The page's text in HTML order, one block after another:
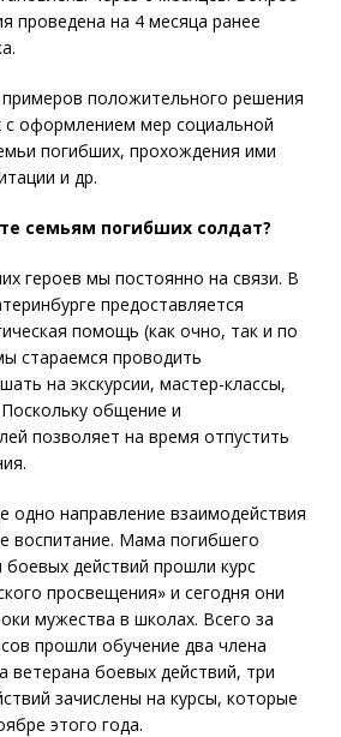
проведена на 4 месяца ранее
положительного решения
с оформлением мер социальной
погибших, прохождения ими
и др.
семьям погибших солдат?
героев мы постоянно на связи. В
предоставляется
помощь (как очно, так и по
стараемся проводить
на экскурсии, мастер-классы,
общение и
позволяет на время отпустить
направление взаимодействия
воспитание. Мама погибшего
действий прошли курс
просвещения» и сегодня они
мужества в школах. Всего за
прошли обучение два члена
ветерана боевых действий, три
зачислены на курсы, которые
этого года.